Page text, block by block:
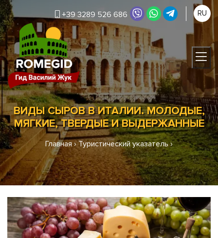
+39 3289 526 686 RU
ВИДЫ СЫРОВ В ИТАЛИИ. МОЛОДЫЕ,
МЯГКИЕ, ТВЕРДЫЕ И ВЫДЕРЖАННЫЕ
Главная›Туристический указатель›